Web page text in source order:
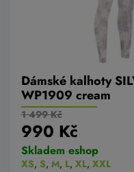
Dámské kalhoty
WP1909 cream
1 499 Kč
990 Kč
Skladem eshop
XS, S, M, L, XL, XXL